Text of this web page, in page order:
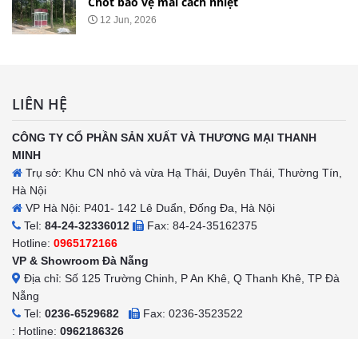
12 Jun, 2026
LIÊN HỆ
CÔNG TY CỔ PHẦN SẢN XUẤT VÀ THƯƠNG MẠI THANH
MINH
Trụ sở: Khu CN nhỏ và vừa Hạ Thái, Duyên Thái, Thường Tín,
Hà Nội
VP Hà Nội: P401- 142 Lê Duẩn, Đống Đa, Hà Nội
Tel: 84-24-32336012
Fax: 84-24-35162375
Hotline: 0965172166
VP & Showroom Đà Nẵng
Địa chỉ: Số 125 Trường Chinh, P An Khê, Q Thanh Khê, TP Đà
Nẵng
Tel: 0236-6529682
Fax: 0236-3523522
: Hotline: 0962186326